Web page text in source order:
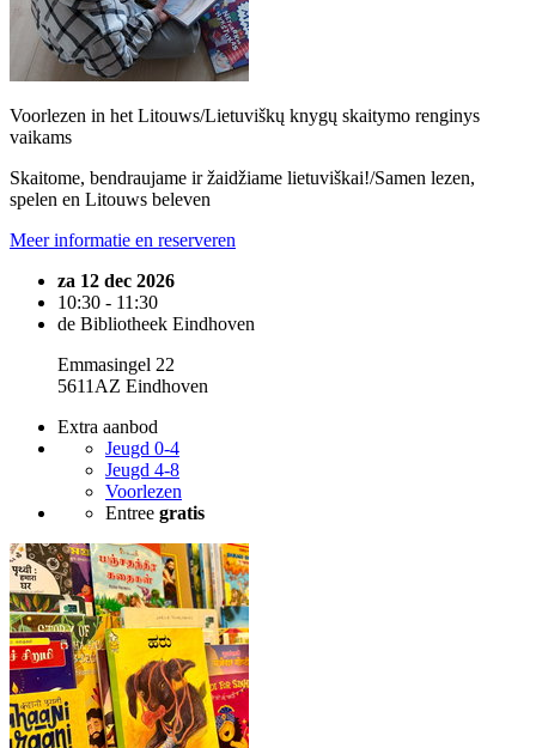
Voorlezen in het Litouws/Lietuviškų knygų skaitymo renginys
vaikams
Skaitome, bendraujame ir žaidžiame lietuviškai!/Samen lezen,
spelen en Litouws beleven
Meer informatie en reserveren
za 12 dec 2026
10:30 - 11:30
de Bibliotheek Eindhoven
Emmasingel 22
5611AZ Eindhoven
Extra aanbod
Jeugd 0-4
Jeugd 4-8
Voorlezen
Entree gratis